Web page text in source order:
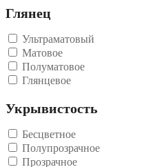
Глянец
Ультраматовый
Матовое
Полуматовое
Глянцевое
Укрывистость
Бесцветное
Полупрозрачное
Прозрачное